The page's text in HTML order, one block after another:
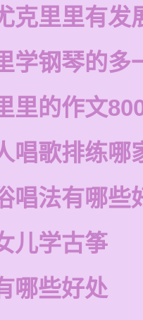
克里里有发
学钢琴的多
里的作文
唱歌排练哪
唱法有哪些
儿学古筝
哪些好处